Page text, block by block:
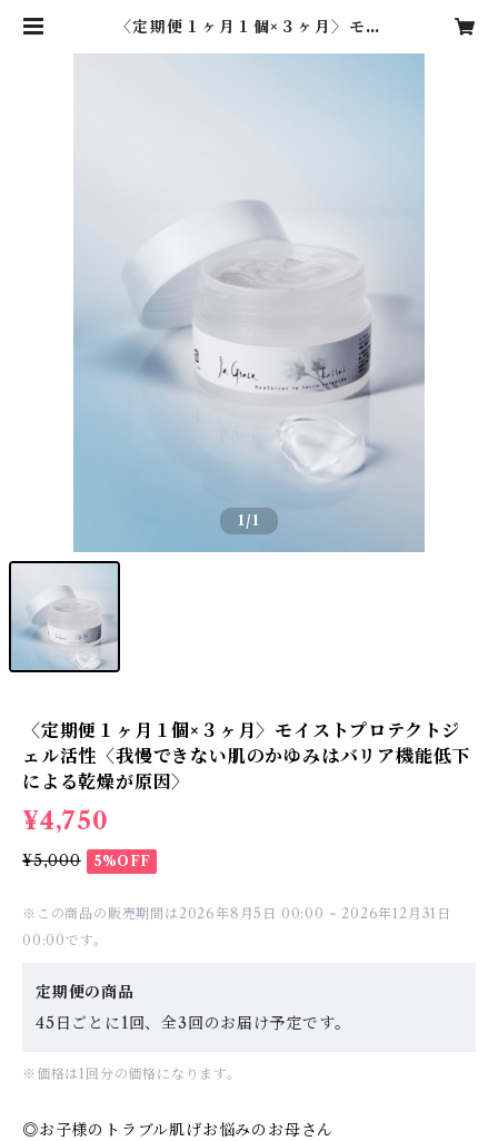
〈定期便１ヶ月１個×３ヶ月〉モイ
1/1
〈定期便１ヶ月１個×３ヶ月〉モイストプロテクトジ
ェル活性〈我慢できない肌のかゆみはバリア機能低下
による乾燥が原因〉
¥4,750
¥5,000 5%OFF
※この商品の販売期間は2026年8月5日 00:00 ~ 2026年12月31日
00:00です。
定期便の商品
45日ごとに1回、全3回のお届け予定です。
※価格は1回分の価格になります。
◎お子様のトラブル肌げお悩みのお母さん